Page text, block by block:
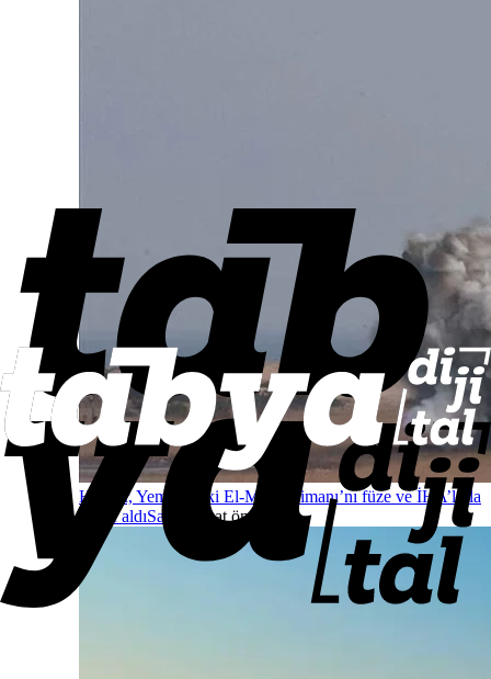
Husiler, Yemen’deki El-Muha Limanı’nı füze ve İHA’larla
hedef aldıSavaş 2 saat önce